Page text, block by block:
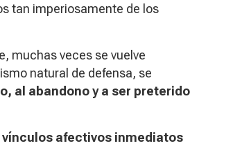
tan imperiosamente de los
muchas veces se vuelve
natural de defensa, se
al abandono y a ser preterido
afectivos inmediatos